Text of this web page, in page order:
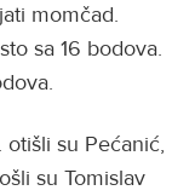
momčad.
sa 16 bodova.
su Pećanić,
su Tomislav